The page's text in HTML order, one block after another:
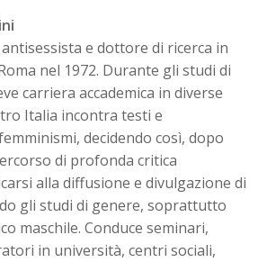
e dottore di ricerca in
nel 1972. Durante gli studi di
carriera accademica in diverse
Italia incontra testi e
decidendo così, dopo
di profonda critica
alla diffusione e divulgazione di
gli studi di genere, soprattutto
maschile. Conduce seminari,
in università, centri sociali,